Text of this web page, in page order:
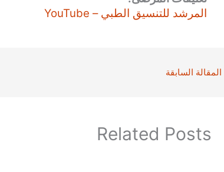
المرشد للتنسيق الطبي – YouTube
المقالة السابقة
Related Posts